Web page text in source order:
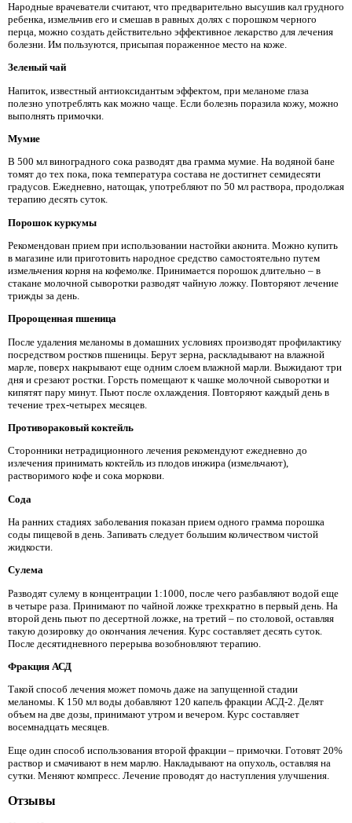
Народные врачеватели считают, что предварительно высушив кал грудного
ребенка, измельчив его и смешав в равных долях с порошком черного
перца, можно создать действительно эффективное лекарство для лечения
болезни. Им пользуются, присыпая пораженное место на коже.
Зеленый чай
Напиток, известный антиоксидантым эффектом, при меланоме глаза
полезно употреблять как можно чаще. Если болезнь поразила кожу, можно
выполнять примочки.
Мумие
В 500 мл виноградного сока разводят два грамма мумие. На водяной бане
томят до тех пока, пока температура состава не достигнет семидесяти
градусов. Ежедневно, натощак, употребляют по 50 мл раствора, продолжая
терапию десять суток.
Порошок куркумы
Рекомендован прием при использовании настойки аконита. Можно купить
в магазине или приготовить народное средство самостоятельно путем
измельчения корня на кофемолке. Принимается порошок длительно – в
стакане молочной сыворотки разводят чайную ложку. Повторяют лечение
трижды за день.
Пророщенная пшеница
После удаления меланомы в домашних условиях производят профилактику
посредством ростков пшеницы. Берут зерна, раскладывают на влажной
марле, поверх накрывают еще одним слоем влажной марли. Выжидают три
дня и срезают ростки. Горсть помещают к чашке молочной сыворотки и
кипятят пару минут. Пьют после охлаждения. Повторяют каждый день в
течение трех-четырех месяцев.
Противораковый коктейль
Сторонники нетрадиционного лечения рекомендуют ежедневно до
излечения принимать коктейль из плодов инжира (измельчают),
растворимого кофе и сока моркови.
Сода
На ранних стадиях заболевания показан прием одного грамма порошка
соды пищевой в день. Запивать следует большим количеством чистой
жидкости.
Сулема
Разводят сулему в концентрации 1:1000, после чего разбавляют водой еще
в четыре раза. Принимают по чайной ложке трехкратно в первый день. На
второй день пьют по десертной ложке, на третий – по столовой, оставляя
такую дозировку до окончания лечения. Курс составляет десять суток.
После десятидневного перерыва возобновляют терапию.
Фракция АСД
Такой способ лечения может помочь даже на запущенной стадии
меланомы. К 150 мл воды добавляют 120 капель фракции АСД-2. Делят
объем на две дозы, принимают утром и вечером. Курс составляет
восемнадцать месяцев.
Еще один способ использования второй фракции – примочки. Готовят 20%
раствор и смачивают в нем марлю. Накладывают на опухоль, оставляя на
сутки. Меняют компресс. Лечение проводят до наступления улучшения.
Отзывы